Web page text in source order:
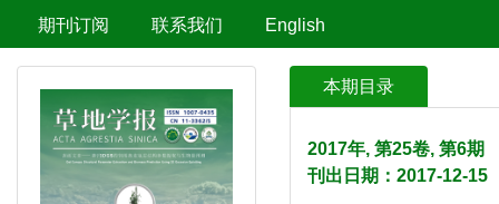
期刊订阅 联系我们 English
本期目录
2017年, 第25卷, 第6
刊出日期：2017-12-15